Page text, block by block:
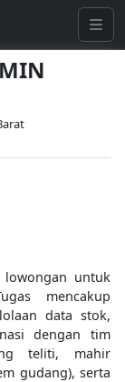
lowongan untuk
mencakup
data stok,
dengan tim
teliti, mahir
gudang), serta